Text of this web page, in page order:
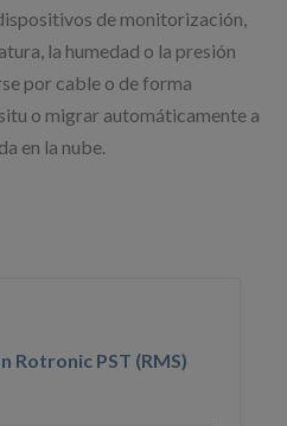
de monitorización,
la humedad o la presión
por cable o de forma
o migrar automáticamente a
en la nube.
Rotronic PST (RMS)